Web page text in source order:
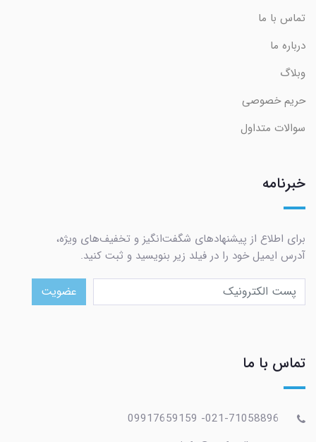
تماس با ما
درباره ما
وبلاگ
حریم خصوصی
سوالات متداول
خبرنامه
برای اطلاع از پیشنهادهای شگفت‌انگیز و تخفیف‌های ویژه،
آدرس ایمیل خود را در فیلد زیر بنویسید و ثبت کنید.
عضویت
تماس با ما